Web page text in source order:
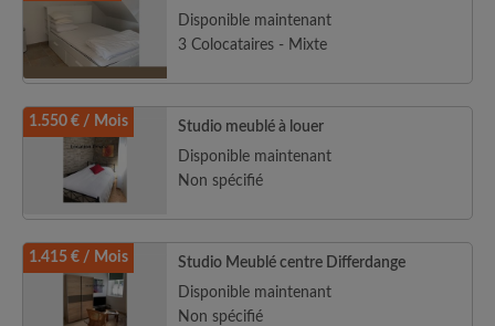
Disponible maintenant
3 Colocataires - Mixte
1.550 € / Mois
Studio meublé à louer
Disponible maintenant
Non spécifié
1.415 € / Mois
Studio Meublé centre Differdange
Disponible maintenant
Non spécifié